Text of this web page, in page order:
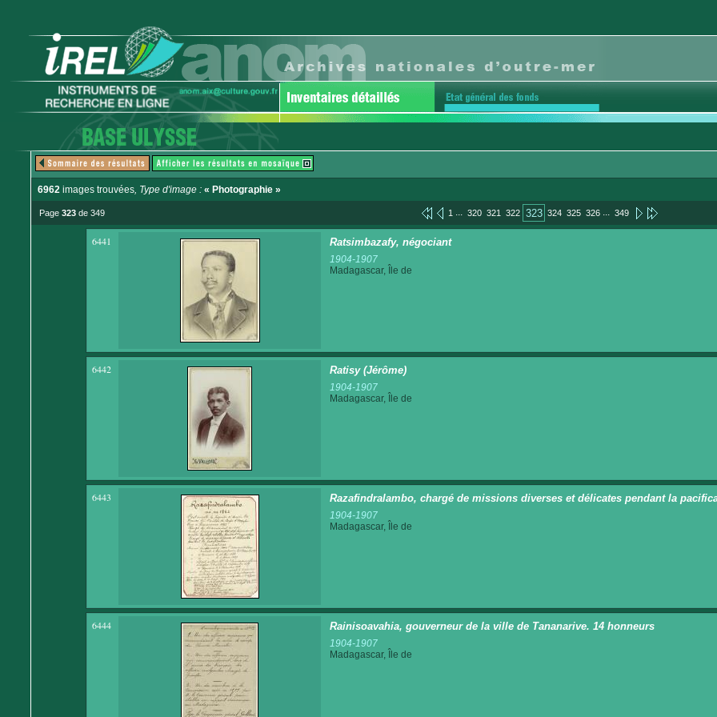
6962 images trouvées, Type d'image : « Photographie »
Page 323 de 349 1 ... 320 321 322 323 324 325 326 ... 349
6441 Ratsimbazafy, négociant
1904-1907
Madagascar, Île de
6442 Ratisy (Jérôme)
1904-1907
Madagascar, Île de
6443 Razafindralambo, chargé de missions diverses et délicates pendant la
1904-1907
Madagascar, Île de
6444 Rainisoavahia, gouverneur de la ville de Tananarive. 14 honneurs
1904-1907
Madagascar, Île de